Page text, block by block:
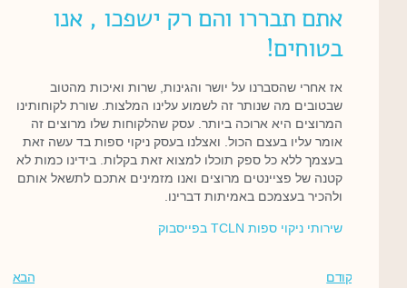
אתם תבררו והם רק ישפכו , אנו
בטוחים!
אז אחרי שהסברנו על יושר והגינות, שרות ואיכות מהטוב
שבטובים מה שנותר זה לשמוע עלינו המלצות. שורת לקוחותינו
המרוצים היא ארוכה ביותר. עסק שהלקוחות שלו מרוצים זה
אומר עליו בעצם הכול. ואצלנו בעסק ניקוי ספות בד עשה זאת
בעצמך ללא כל ספק תוכלו למצוא זאת בקלות. בידינו כמות לא
קטנה של פציינטים מרוצים ואנו מזמינים אתכם לתשאל אותם
ולהכיר בעצמכם באמיתות דברינו.
שירותי ניקוי ספות TCLN בפייסבוק
קודם הבא